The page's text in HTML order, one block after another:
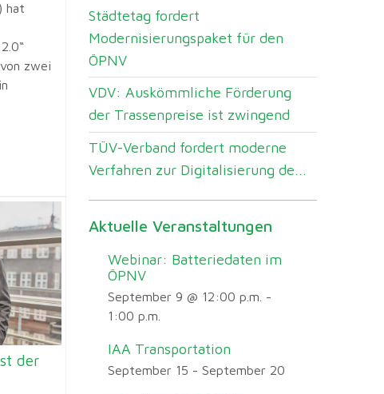
hat
zwei
der
Städtetag fordert
Modernisierungspaket für den
ÖPNV
VDV: Auskömmliche Förderung
der Trassenpreise ist zwingend
TÜV-Verband fordert moderne
Verfahren zur Digitalisierung de...
Aktuelle Veranstaltungen
Webinar: Batteriedaten im
ÖPNV
September 9 @ 12:00 p.m. -
1:00 p.m.
IAA Transportation
September 15 -September 20